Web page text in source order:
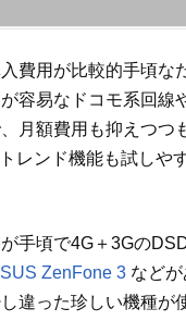
費用が比較的手頃な
容易なドコモ系回線
月額費用も抑えつつ
レンド機能も試しや
手頃で4G＋3Gの
ZenFone 3 など
違った珍しい機種が